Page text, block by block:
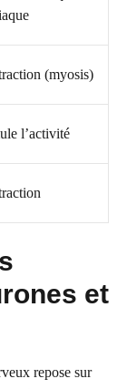
(myosis)
l’activité
et
repose sur